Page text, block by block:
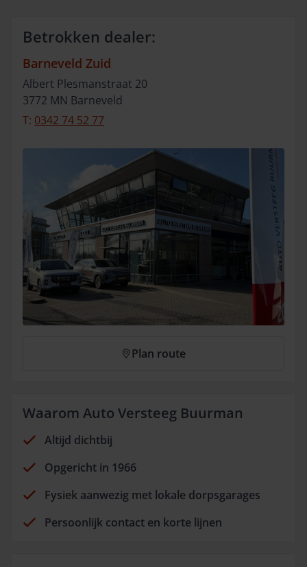
Betrokken dealer:
Barneveld Zuid
Albert Plesmanstraat 20
3772 MN Barneveld
T: 0342 74 52 77
Plan route
Waarom Auto Versteeg Buurman
Altijd dichtbij
Opgericht in 1966
Fysiek aanwezig met lokale dorpsgarages
Persoonlijk contact en korte lijnen